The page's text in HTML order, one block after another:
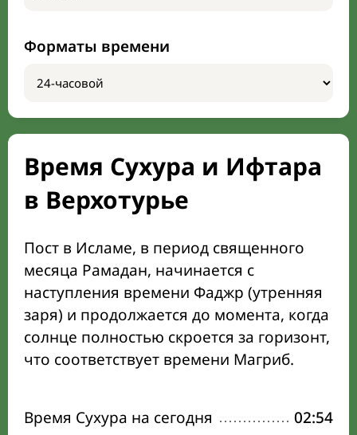
Форматы времени
Время Сухура и Ифтара
в Верхотурье
Пост в Исламе, в период священного
месяца Рамадан, начинается с
наступления времени Фаджр (утренняя
заря) и продолжается до момента, когда
солнце полностью скроется за горизонт,
что соответствует времени Магриб.
Время Сухура на сегодня 02:54